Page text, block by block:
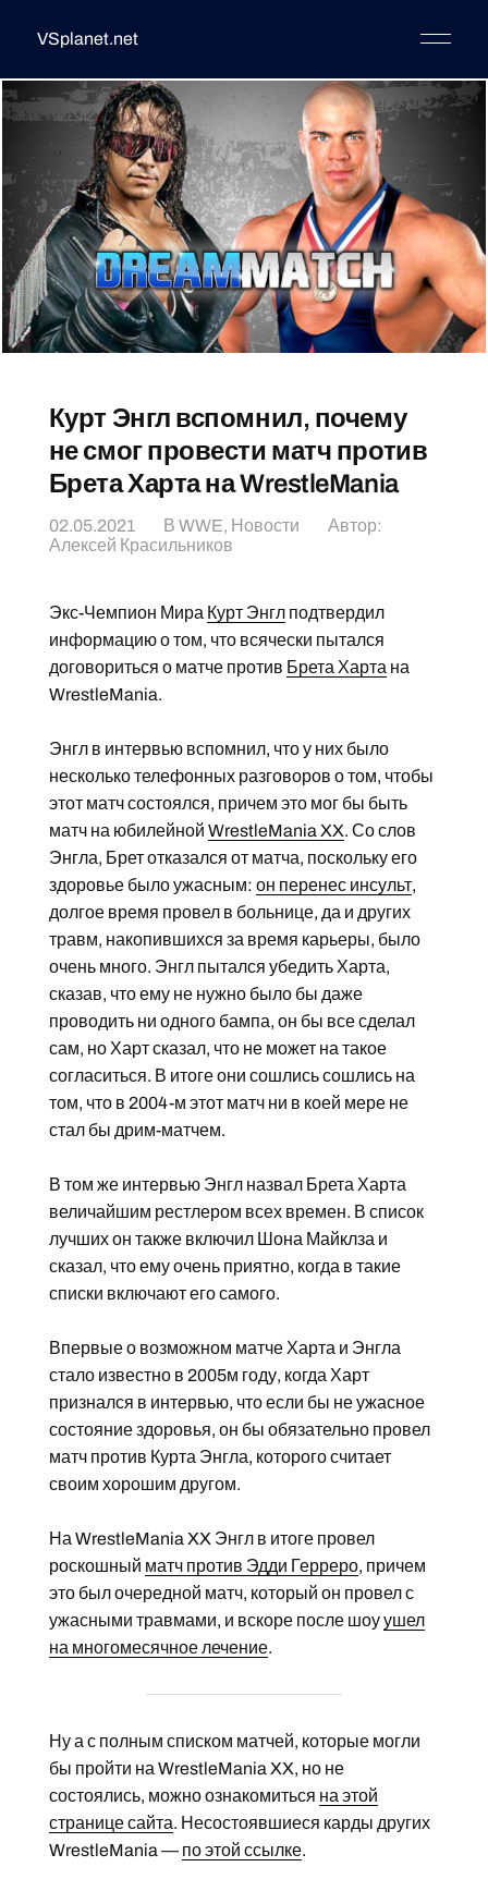
VSplanet.net
Курт Энгл вспомнил, почему
не смог провести матч против
Брета Харта на WrestleMania
02.05.2021 В WWE, Новости
Автор:
Алексей Красильников
Экс-Чемпион Мира Курт Энглподтвердил
информацию о том, что всячески пытался
договориться о матче против Брета Харта на
WrestleMania.
Энгл в интервью вспомнил, что у них было
несколько телефонных разговоров о том, чтобы
этот матч состоялся, причем это мог бы быть
матч на юбилейной WrestleMania XX. Со слов
Энгла, Брет отказался от матча, поскольку его
здоровье было ужасным: он перенес инсульт,
долгое время провел в больнице, да и других
травм, накопившихся за время карьеры, было
очень много. Энгл пытался убедить Харта,
сказав, что ему не нужно было бы даже
проводить ни одного бампа, он бы все сделал
сам, но Харт сказал, что не может на такое
согласиться. В итоге они сошлись сошлись на
том, что в 2004-м этот матч ни в коей мере не
стал бы дрим-матчем.
В том же интервью Энгл назвал Брета Харта
величайшим рестлером всех времен. В список
лучших он также включил Шона Майклза и
сказал, что ему очень приятно, когда в такие
списки включают его самого.
Впервые о возможном матче Харта и Энгла
стало известно в 2005м году, когда Харт
признался в интервью, что если бы не ужасное
состояние здоровья, он бы обязательно провел
матч против Курта Энгла, которого считает
своим хорошим другом.
На WrestleMania XX Энгл в итоге провел
роскошный матч против Эдди Герреро, причем
это был очередной матч, который он провел с
ужасными травмами, и вскоре после шоуушел
на многомесячное лечение.
Ну а с полным списком матчей, которые могли
бы пройти на WrestleMania XX, но не
состоялись, можно ознакомиться на этой
странице сайта. Несостоявшиеся карды других
WrestleMania — по этой ссылке.